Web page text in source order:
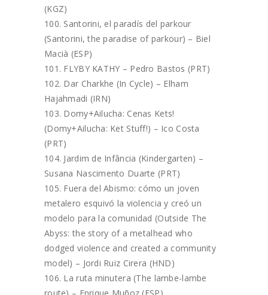
(KGZ)
Santorini, el paradís del parkour
(Santorini, the paradise of parkour) – Biel
Macià (ESP)
FLYBY KATHY – Pedro Bastos (PRT)
Dar Charkhe (In Cycle) – Elham
Hajahmadi (IRN)
Domy+Ailucha: Cenas Kets!
(Domy+Ailucha: Ket Stuff!) – Ico Costa
(PRT)
Jardim de Infância (Kindergarten) –
Susana Nascimento Duarte (PRT)
Fuera del Abismo: cómo un joven
metalero esquivó la violencia y creó un
modelo para la comunidad (Outside The
Abyss: the story of a metalhead who
dodged violence and created a community
model) – Jordi Ruiz Cirera (HND)
La ruta minutera (The lambe-lambe